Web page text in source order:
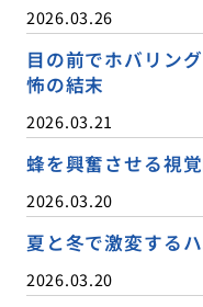
2026.03.26
目の前でホバリン
怖の結末
2026.03.21
蜂を興奮させる視
2026.03.20
夏と冬で激変する
2026.03.20